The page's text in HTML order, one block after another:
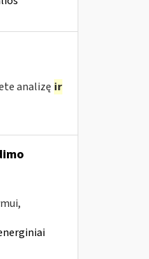
analizę ir